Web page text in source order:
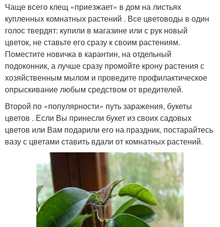
Чаще всего клещ «приезжает» в дом на листьях
купленных комнатных растений . Все цветоводы в один
голос твердят: купили в магазине или с рук новый
цветок, не ставьте его сразу к своим растениям.
Поместите новичка в карантин, на отдельный
подоконник, а лучше сразу промойте крону растения с
хозяйственным мылом и проведите профилактическое
опрыскивание любым средством от вредителей.
Второй по «популярности» путь заражения, букеты
цветов . Если Вы принесли букет из своих садовых
цветов или Вам подарили его на праздник, постарайтесь
вазу с цветами ставить вдали от комнатных растений.